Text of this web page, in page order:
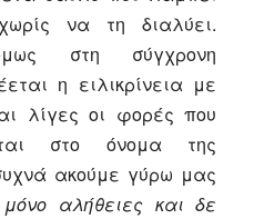
να τη διαλύει.
στη σύγχρονη
η ειλικρίνεια με
λίγες οι φορές που
στο όνομα της
ακούμε γύρω μας
αλήθειες και δε